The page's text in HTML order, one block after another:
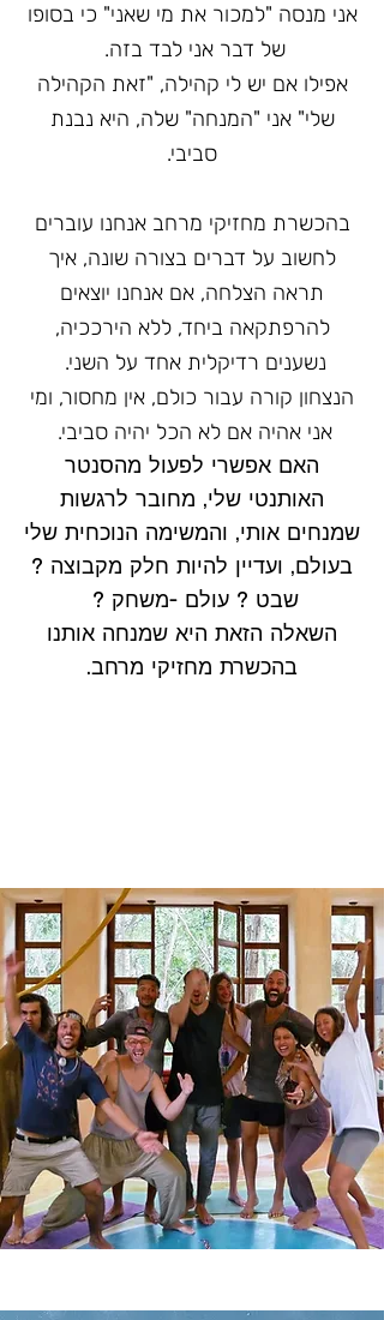
אני מנסה "למכור את מי שאני" כי בסופו
של דבר אני לבד בזה.
אפילו אם יש לי קהילה, "זאת הקהילה
שלי" אני "המנחה" שלה, היא נבנת
סביבי.
בהכשרת מחזיקי מרחב אנחנו עוברים
לחשוב על דברים בצורה שונה, איך
תראה הצלחה, אם אנחנו יוצאים
להרפתקאה ביחד, ללא הירככיה,
נשענים רדיקלית אחד על השני.
הנצחון קורה עבור כולם, אין מחסור, ומי
אני אהיה אם לא הכל יהיה סביבי.
האם אפשרי לפעול מהסנטר
האותנטי שלי, מחובר לרגשות
שמנחים אותי, והמשימה הנוכחית שלי
בעולם, ועדיין להיות חלק מקבוצה ?
שבט ? עולם -משחק ?
השאלה הזאת היא שמנחה אותנו
בהכשרת מחזיקי מרחב.